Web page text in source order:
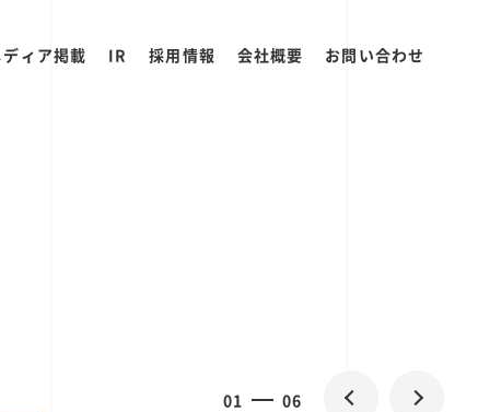
ィア掲載 IR 採用情報 会社概要 お問い合わせ
0 06